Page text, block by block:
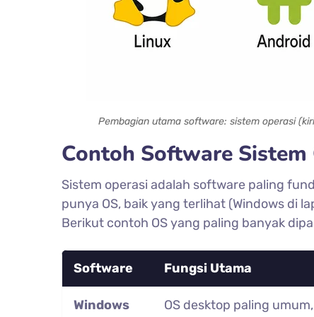
Pembagian utama software: sistem operasi
Contoh Software Sistem
Sistem operasi adalah software paling
punya OS, baik yang terlihat (Windows di
Berikut contoh OS yang paling banyak
Software Fungsi Utama
Windows
OS desktop paling